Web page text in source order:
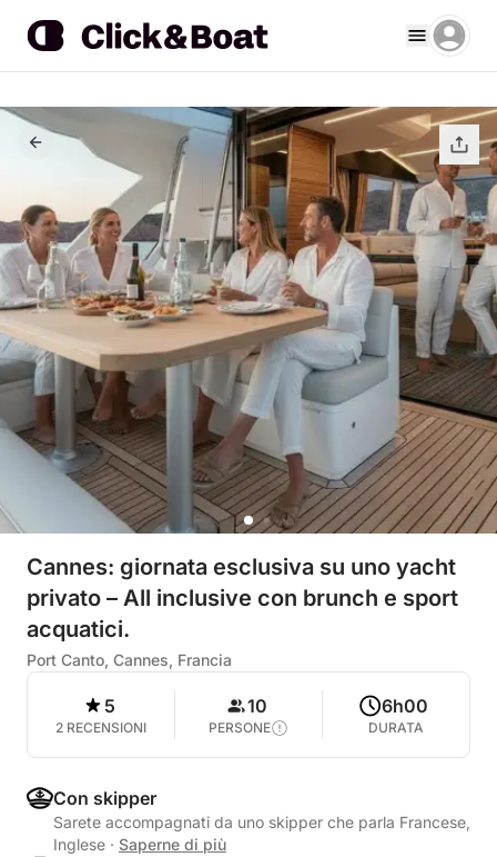
Cannes: giornata esclusiva su uno yacht
privato – All inclusive con brunch e sport
acquatici.
Port Canto, Cannes, Francia
5
2 RECENSIONI
10
PERSONE
6h00
DURATA
Con skipper
Sarete accompagnati da uno skipper che parla Francese,
Inglese · Saperne di più